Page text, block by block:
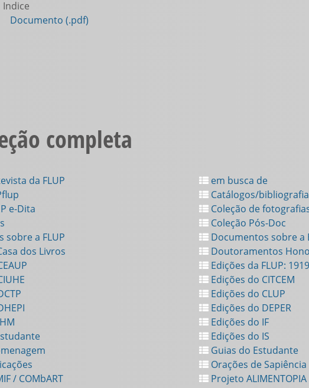
Indice
Documento (.pdf)
completa
da FLUP
e-Dita
sobre a FLUP
dos Livros
/ COMbART
em busca de
Catálogos/
Coleção de
Coleção Pós-Doc
Documentos sobre a
Doutoramentos
Edições da FLUP:
Edições do CITCEM
Edições do CLUP
Edições do DEPER
Edições do IF
Edições do IS
Guias do Estudante
Orações de Sapiência
Projeto ALIMENTOPIA